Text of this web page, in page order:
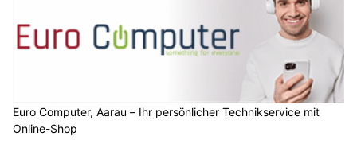
Euro Computer, Aarau – Ihr persönlicher Technikservice mit
Online-Shop